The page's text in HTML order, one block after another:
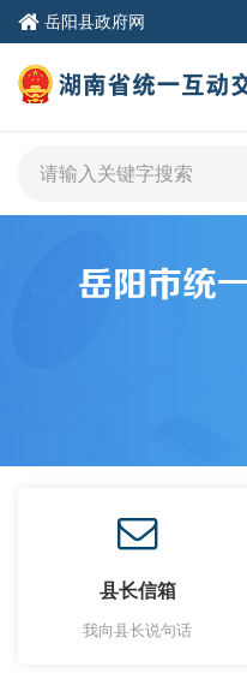
岳阳县政府网
岳阳市统
县长信箱
我向县长说句话